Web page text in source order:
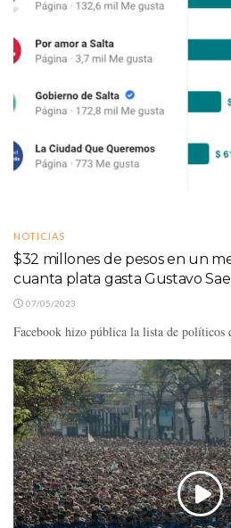
NOTICIAS
$32 millones de pesos en un
cuanta plata gasta Gustavo
07/05/2023
Facebook hizo pública la lista de políticos